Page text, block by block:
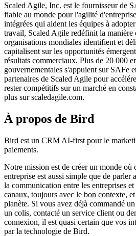
Scaled Agile, Inc. est le fournisseur de
fiable au monde pour l'agilité
intégrées qui aident les équipes à
travail, Scaled Agile redéfinit la manière
organisations mondiales identifient et
capitalisent sur les opportunités
résultats commerciaux. Plus de 20 000
gouvernementales s'appuient sur SAFe
partenaires de Scaled Agile pour
rester compétitifs sur un marché en
plus sur scaledagile.com.
À propos de Bird
Bird est un CRM AI-first pour le
paiements.
Notre mission est de créer un monde où
entreprise est aussi simple que de
la communication entre les entreprises
canaux, toujours avec le bon contexte,
planète. Si vous avez déjà commandé
un colis, contacté un service client ou
connexion, il est quasi certain que vos
par la technologie de Bird.